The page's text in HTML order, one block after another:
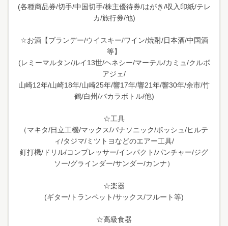
(各種商品券/切手/中国切手/株主優待券/はがき/収入印紙/テレ
カ/旅行券/他)
☆お酒【ブランデー/ウイスキー/ワイン/焼酎/日本酒/中国酒
等】
(レミーマルタン/ルイ13世/ヘネシー/マーテル/カミュ/クルボ
アジェ/
山崎12年/山崎18年/山崎25年/響17年/響21年/響30年/余市/竹
鶴/白州/バカラボトル/他)
☆工具
（マキタ/日立工機/マックス/パナソニック/ボッシュ/ヒルテ
ィ/タジマ/ミツトヨなどのエアー工具/
釘打機/ドリル/コンプレッサー/インパクト/パンチャー/ジグ
ソー/グラインダー/サンダー/カンナ）
☆楽器
(ギター/トランペット/サックス/フルート等)
☆高級食器